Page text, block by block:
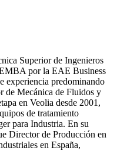
Superior de Ingenieros
por la EAE Business
experiencia predominando
de Mecánica de Fluidos y
en Veolia desde 2001,
de tratamiento
para Industria. En su
Director de Producción en
en España,